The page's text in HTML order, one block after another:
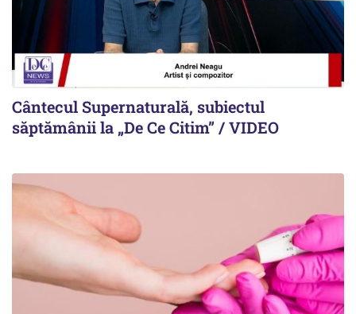
Cântecul Supernaturală, subiectul
săptămânii la „De Ce Citim” / VIDEO